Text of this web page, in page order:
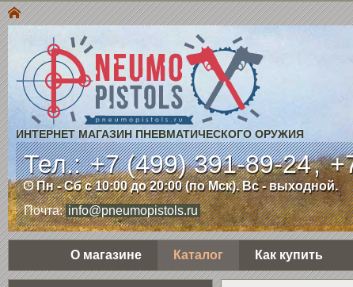
ИНТЕРНЕТ МАГАЗИН ПНЕВМАТИЧЕСКОГО ОРУЖИЯ
Тел.:+7 (499) 391-89-24,
Пн - Сб с 10:00 до 20:00 (по Мск). Вс - выходной.
Почта: info@pneumopistols.ru
О магазине Каталог Как купить